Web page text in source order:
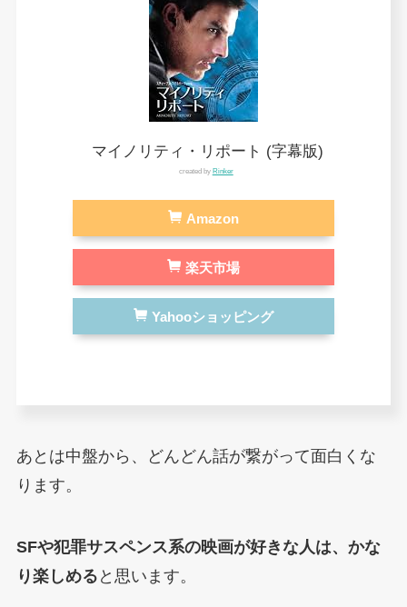
マイノリティ・リポート (字幕版)
created by Rinker
Amazon
楽天市場
Yahooショッピング
あとは中盤から、どんどん話が繋がって面白くな
ります。
SFや犯罪サスペンス系の映画が好きな人は、かな
り楽しめる と思います。